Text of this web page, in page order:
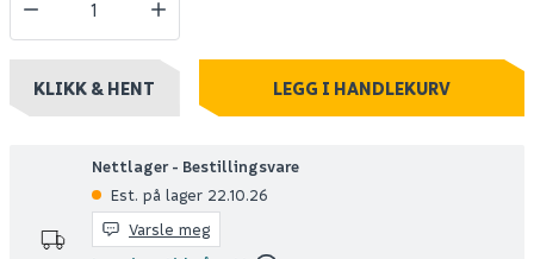
KLIKK & HENT LEGG I HANDLEKURV
Nettlager - Bestillingsvare
Est. på lager 22.10.26
Varsle meg